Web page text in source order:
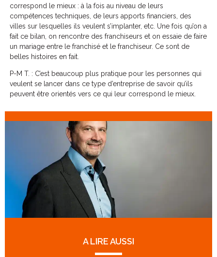
correspond le mieux : à la fois au niveau de leurs
compétences techniques, de leurs apports financiers, des
villes sur lesquelles ils veulent s’implanter, etc. Une fois qu’on a
fait ce bilan, on rencontre des franchiseurs et on essaie de faire
un mariage entre le franchisé et le franchiseur. Ce sont de
belles histoires en fait.
P-M T. : C’est beaucoup plus pratique pour les personnes qui
veulent se lancer dans ce type d’entreprise de savoir qu’ils
peuvent être orientés vers ce qui leur correspond le mieux.
A LIRE AUSSI